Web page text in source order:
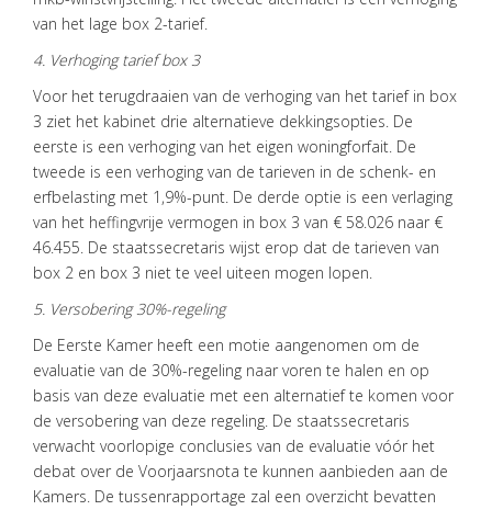
van het lage box 2-tarief.
4. Verhoging tarief box 3
Voor het terugdraaien van de verhoging van het tarief in box
3 ziet het kabinet drie alternatieve dekkingsopties. De
eerste is een verhoging van het eigen woningforfait. De
tweede is een verhoging van de tarieven in de schenk- en
erfbelasting met 1,9%-punt. De derde optie is een verlaging
van het heffingvrije vermogen in box 3 van € 58.026 naar €
46.455. De staatssecretaris wijst erop dat de tarieven van
box 2 en box 3 niet te veel uiteen mogen lopen.
5. Versobering 30%-regeling
De Eerste Kamer heeft een motie aangenomen om de
evaluatie van de 30%-regeling naar voren te halen en op
basis van deze evaluatie met een alternatief te komen voor
de versobering van deze regeling. De staatssecretaris
verwacht voorlopige conclusies van de evaluatie vóór het
debat over de Voorjaarsnota te kunnen aanbieden aan de
Kamers. De tussenrapportage zal een overzicht bevatten